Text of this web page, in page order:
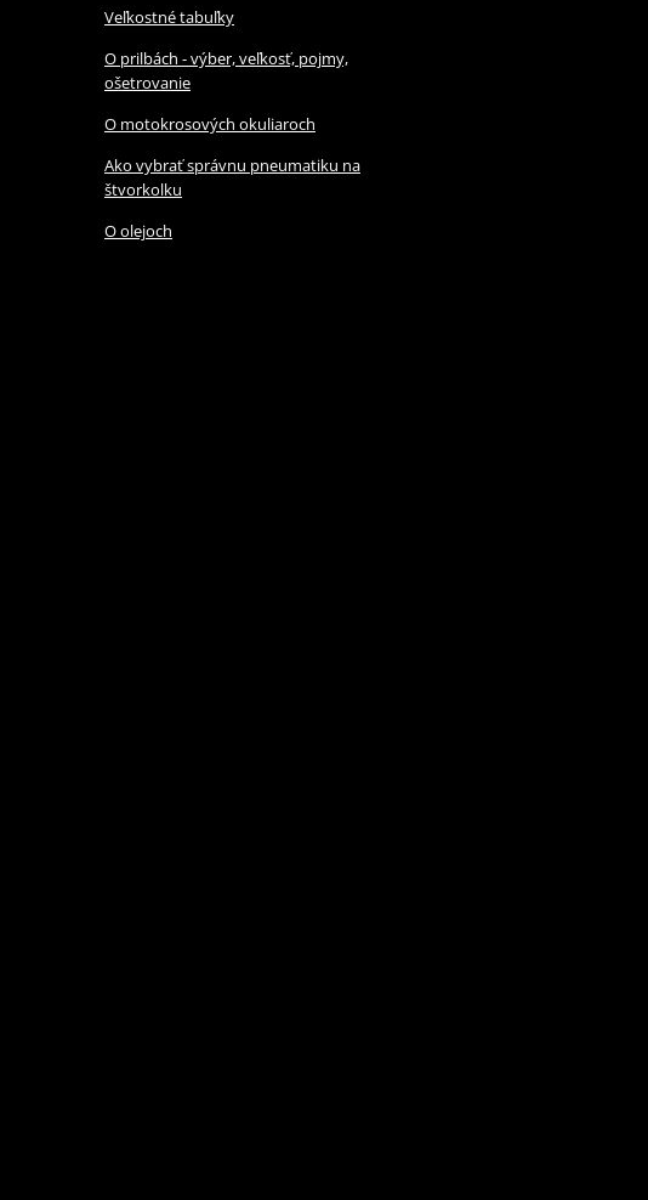
Veľkostné tabuľky
O prilbách - výber, veľkosť, pojmy,
ošetrovanie
O motokrosových okuliaroch
Ako vybrať správnu pneumatiku na
štvorkolku
O olejoch